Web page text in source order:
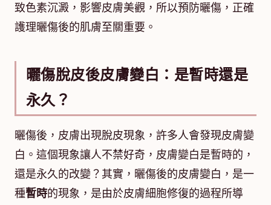
致色素沉澱，影響皮膚美觀，所以預防曬傷，正確
護理曬傷後的肌膚至關重要。
曬傷脫皮後皮膚變白：是暫時還是
永久？
曬傷後，皮膚出現脫皮現象，許多人會發現皮膚變
白。這個現象讓人不禁好奇，皮膚變白是暫時的，
還是永久的改變？其實，曬傷後的皮膚變白，是一
種暫時的現象，是由於皮膚細胞修復的過程所導